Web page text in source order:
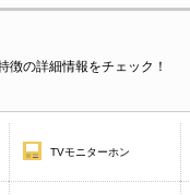
徴の詳細情報をチェック！
TVモニターホン